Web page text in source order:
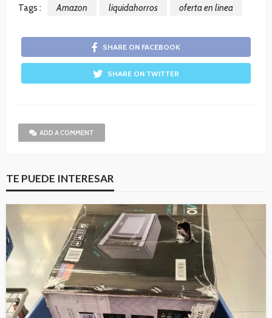
Tags : Amazon liquidahorros oferta en linea
SHARE ON FACEBOOK
SHARE ON TWITTER
ADD A COMMENT
TE PUEDE INTERESAR